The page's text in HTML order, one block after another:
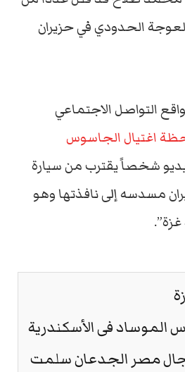
الحدودي في حزيران
التواصل الاجتماعي
اغتيال الجاسوس
شخصاً يقترب من سيارة
مسدسه إلى نافذتها وهو
فى الأسكندرية
مصر الجدعان سلمت